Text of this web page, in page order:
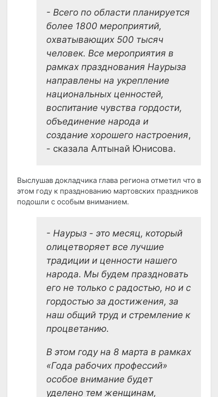
- Всего по области планируется
более 1800 мероприятий,
охватывающих 500 тысяч
человек. Все мероприятия в
рамках празднования Наурыза
направлены на укрепление
национальных ценностей,
воспитание чувства гордости,
объединение народа и
создание хорошего настроения,
- сказала Алтынай Юнисова.
Выслушав докладчика глава региона отметил что в
этом году к празднованию мартовских праздников
подошли с особым вниманием.
- Наурыз - это месяц, который
олицетворяет все лучшие
традиции и ценности нашего
народа. Мы будем праздновать
его не только с радостью, но и с
гордостью за достижения, за
наш общий труд и стремление к
процветанию.
В этом году на 8 марта в рамках
«Года рабочих профессий»
особое внимание будет
уделено тем женщинам,